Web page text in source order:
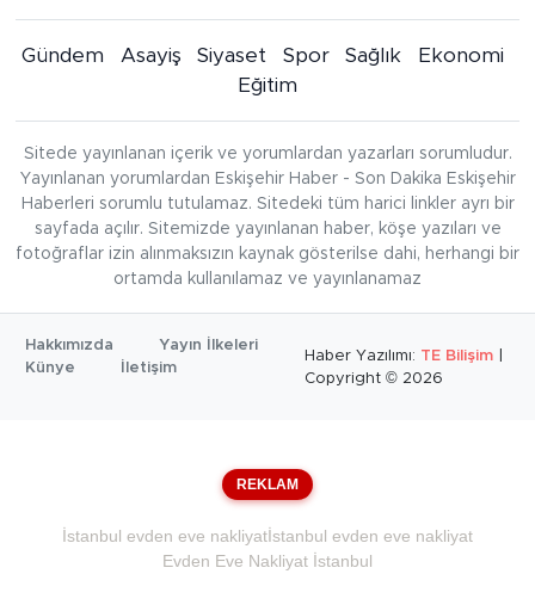
Gündem Asayiş Siyaset Spor Sağlık
Ekonomi
Eğitim
Sitede yayınlanan içerik ve yorumlardan yazarları sorumludur.
Yayınlanan yorumlardan Eskişehir Haber - Son Dakika Eskişehir
Haberleri sorumlu tutulamaz. Sitedeki tüm harici linkler ayrı bir
sayfada açılır. Sitemizde yayınlanan haber, köşe yazıları ve
fotoğraflar izin alınmaksızın kaynak gösterilse dahi, herhangi bir
ortamda kullanılamaz ve yayınlanamaz
Hakkımızda
Yayın İlkeleri
Künye
İletişim
Haber Yazılımı: TE Bilişim
Copyright © 2026
REKLAM
İstanbul evden eve nakliyatİstanbul evden eve nakliyat
Evden Eve Nakliyat İstanbul